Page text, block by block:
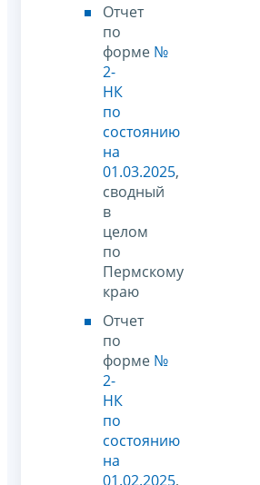
Отчет
по
форме №
2-
НК
по
состоянию
на
01.03.2025,
сводный
в
целом
по
Пермскому
краю
Отчет
по
форме №
2-
НК
по
состоянию
на
01.02.2025,